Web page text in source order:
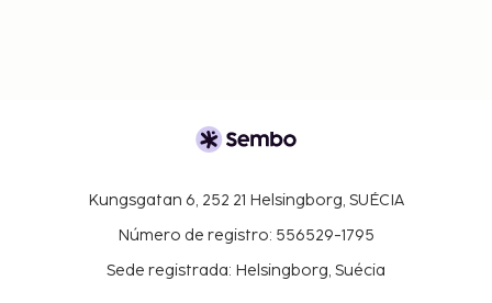
Kungsgatan 6, 252 21 Helsingborg, SUÉCIA
Número de registro: 556529-1795
Sede registrada: Helsingborg, Suécia